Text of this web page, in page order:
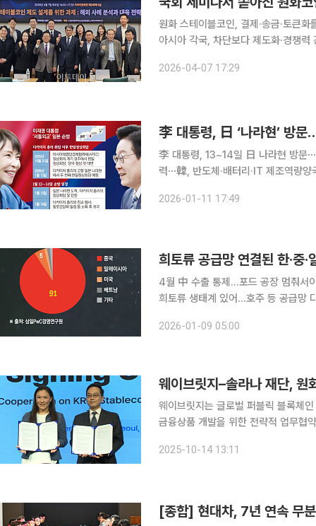
원화 스테이블코인, 결제·송금·토큰
아시아 각국, 차단보다 제도화·경쟁
활용 필요성이 집중적으로 거론됐다.
2026-04-07 17:29
李 대통령, 13~14일 日 나라현 방문⋯
력⋯韓, 반도체·배터리·IT 제조역량
확장한다. 2019년 일본의 수출 규제
2026-01-11 17:49
4월 中 수출 통제…포드 공장 멈춰서
희토류 생태계 있어…호주 등 공급망 다변화 필요” 글로벌 자원 패권 경쟁
다. 그중에서도 가장 큰 타격이 예상
2026-01-09 05:00
웨이브릿지–솔라나 재단, 원
웨이브릿지는 글로벌 퍼블릭 블록체
금융상품 개발을 위한 전략적 업무협
2025-10-14 13:11
[종합] 현대차, 7년 연속 무